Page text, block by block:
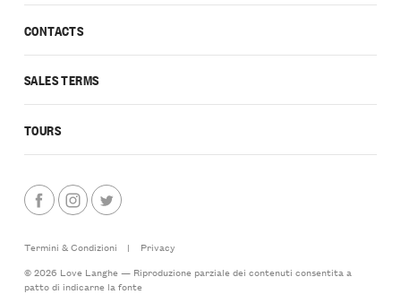
CONTACTS
SALES TERMS
TOURS
Termini & Condizioni |
Privacy
© 2026 Love Langhe — Riproduzione parziale dei contenuti consentita a
patto di indicarne la fonte